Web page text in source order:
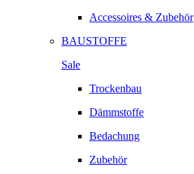
Accessoires & Zubehör
BAUSTOFFE
Sale
Trockenbau
Dämmstoffe
Bedachung
Zubehör